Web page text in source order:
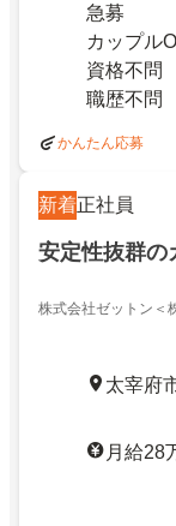
急募
カップル
資格不問
職歴不問
かんたん応募
新着正社員
安定性抜群の
株式会社ゼットン＜
太宰府
月給28